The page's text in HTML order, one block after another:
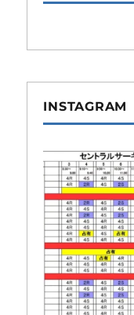
INSTAGRAM